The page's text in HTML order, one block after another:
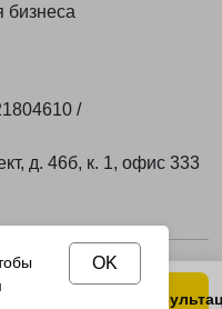
Получить
бизнеса
/
д. 46б, к. 1, офис 333
конфиденциальности
OK